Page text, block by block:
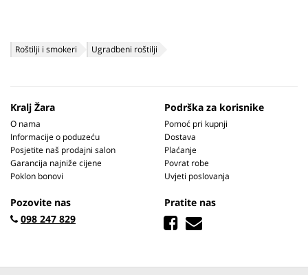
Roštilji i smokeri Ugradbeni roštilji
Kralj Žara
O nama
Informacije o poduzeću
Posjetite naš prodajni salon
Garancija najniže cijene
Poklon bonovi
Podrška za korisnike
Pomoć pri kupnji
Dostava
Plaćanje
Povrat robe
Uvjeti poslovanja
Pozovite nas
098 247 829
Pratite nas